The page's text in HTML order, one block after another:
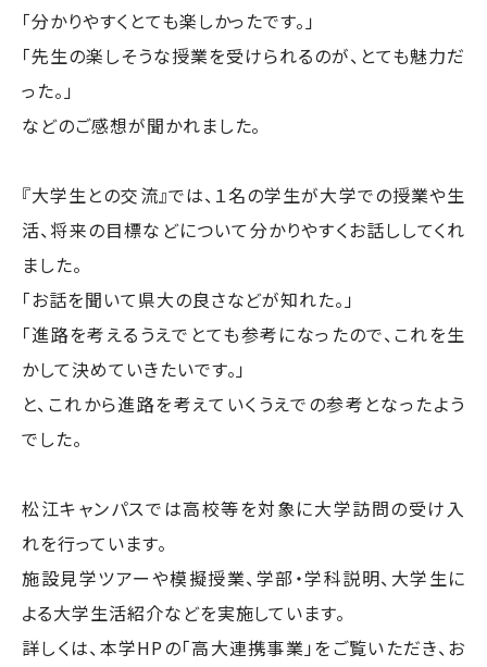
「分かりやすくとても楽しかったです。」
「先生の楽しそうな授業を受けられるのが、とても魅力だ
った。」
などのご感想が聞かれました。
『大学生との交流』では、１名の学生が大学での授業や生
活、将来の目標などについて分かりやすくお話ししてくれ
ました。
「お話を聞いて県大の良さなどが知れた。」
「進路を考えるうえでとても参考になったので、これを生
かして決めていきたいです。」
と、これから進路を考えていくうえでの参考となったよう
でした。
松江キャンパスでは高校等を対象に大学訪問の受け入
れを行っています。
施設見学ツアーや模擬授業、学部・学科説明、大学生に
よる大学生活紹介などを実施しています。
詳しくは、本学HPの「高大連携事業」をご覧いただき、お